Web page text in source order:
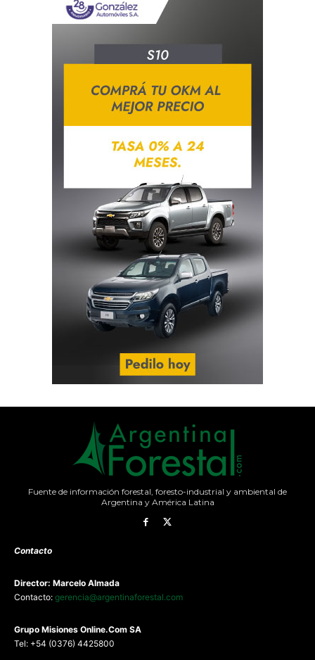
Fuente de información forestal, foresto-industrial y ambiental de
Argentina y América Latina
Contacto
Director: Marcelo Almada
Contacto: gerencia@argentinaforestal.com
Grupo Misiones Online.Com SA
Tel: +54 (0376) 4425800